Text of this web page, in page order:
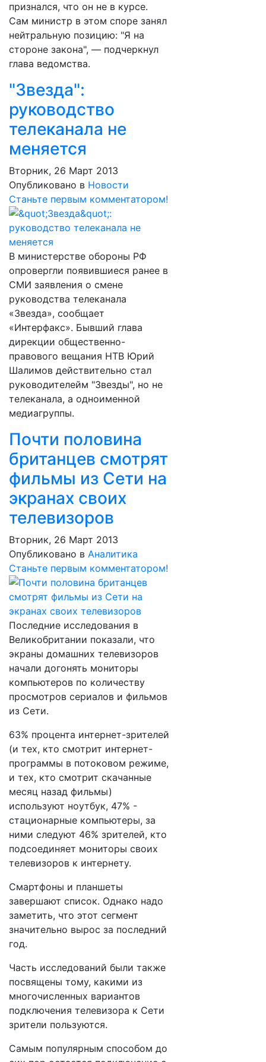
признался, что он не в курсе.
Сам министр в этом споре занял
нейтральную позицию: "Я на
стороне закона", — подчеркнул
глава ведомства.
"Звезда":
руководство
телеканала не
меняется
Вторник, 26 Март 2013
Опубликовано в Новости
Станьте первым комментатором!
В министерстве обороны РФ
опровергли появившиеся ранее в
СМИ заявления о смене
руководства телеканала
«Звезда», сообщает
«Интерфакс». Бывший глава
дирекции общественно-
правового вещания НТВ Юрий
Шалимов действительно стал
руководителейм "Звезды", но не
телеканала, а одноименной
медиагруппы.
Почти половина
британцев смотрят
фильмы из Сети на
экранах своих
телевизоров
Вторник, 26 Март 2013
Опубликовано в Аналитика
Станьте первым комментатором!
Последние исследования в
Великобритании показали, что
экраны домашних телевизоров
начали догонять мониторы
компьютеров по количеству
просмотров сериалов и фильмов
из Сети.
63% процента интернет-зрителей
(и тех, кто смотрит интернет-
программы в потоковом режиме,
и тех, кто смотрит скачанные
месяц назад фильмы)
используют ноутбук, 47% -
стационарные компьютеры, за
ними следуют 46% зрителей, кто
подсоединяет мониторы своих
телевизоров к интернету.
Смартфоны и планшеты
завершают список. Однако надо
заметить, что этот сегмент
значительно вырос за последний
год.
Часть исследований были также
посвящены тому, какими из
многочисленных вариантов
подключения телевизора к Сети
зрители пользуются.
Самым популярным способом до